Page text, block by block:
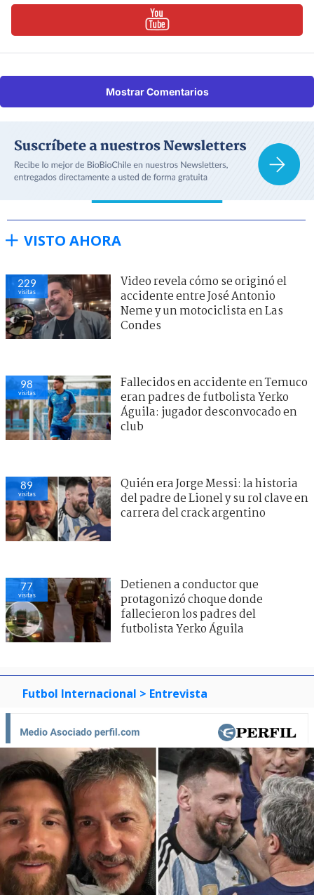
Mostrar Comentarios
VISTO AHORA
229
visitas
Video revela cómo se originó el
accidente entre José Antonio
Neme y un motociclista en Las
Condes
98
visitas
Fallecidos en accidente en Temuco
eran padres de futbolista Yerko
Águila: jugador desconvocado en
club
89
visitas
Quién era Jorge Messi: la historia
del padre de Lionel y su rol clave en
carrera del crack argentino
77
visitas
Detienen a conductor que
protagonizó choque donde
fallecieron los padres del
futbolista Yerko Águila
Futbol Internacional > Entrevista